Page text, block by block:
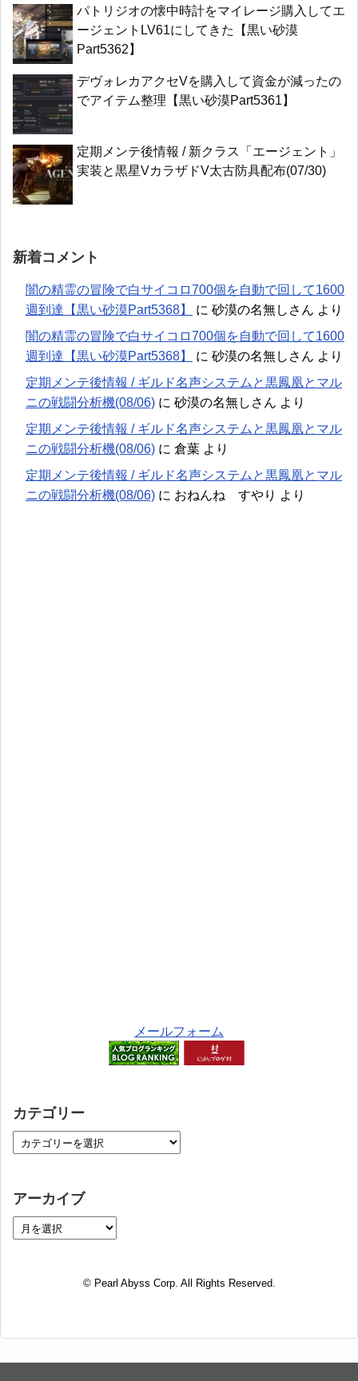
パトリジオの懐中時計をマイレージ購入してエ
ージェントLV61にしてきた【黒い砂漠
Part5362】
デヴォレカアクセVを購入して資金が減ったの
でアイテム整理【黒い砂漠Part5361】
定期メンテ後情報 / 新クラス「エージェント」
実装と黒星VカラザドV太古防具配布(07/30)
新着コメント
闇の精霊の冒険で白サイコロ700個を自動で回して1600
週到達【黒い砂漠Part5368】
に 砂漠の名無しさん より
闇の精霊の冒険で白サイコロ700個を自動で回して1600
週到達【黒い砂漠Part5368】
に 砂漠の名無しさん より
定期メンテ後情報 / ギルド名声システムと黒鳳凰とマル
ニの戦闘分析機(08/06) に 砂漠の名無しさん より
定期メンテ後情報 / ギルド名声システムと黒鳳凰とマル
ニの戦闘分析機(08/06) に 倉葉 より
定期メンテ後情報 / ギルド名声システムと黒鳳凰とマル
ニの戦闘分析機(08/06) に おねんね すやり より
メールフォーム
カテゴリー
アーカイブ
© Pearl Abyss Corp. All Rights Reserved.